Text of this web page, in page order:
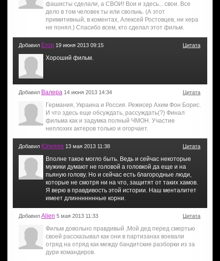
фашисты сделали, а СВОИ! Вои и здесь... свои. Все
дело в том человек ты или свольчь. (А этот
примитивный, в коментах, Алексей Ростовцев, ни хера
не понял.) Спасибо всем, кто сделал этот фильм.
Добавил Егор 19 июня 2013 09:15 Цитата
Хороший фильм.
Добавил Валера 14 июня 2013 14:34 Цитата
Германия, Украина и Россия. Режисер Ахим Фон Борис.
И что здесь еще обсуждать, рассуждать(?) Финал
фильма как и задумка полный ЧМОН. Участие
неплохих актеров только и огорчает.
Добавил Юлияяя 13 мая 2013 11:38 Цитата
Вполне такое могло быть. Ведь и сейчас некоторые
мужики думают не головой а головкой да еще и на
пьяную голову. Но и сейчас есть благородные люди,
которые не смотря ни на что, защитят от таких хамов.
Я верю в правдивость этой истории. Наш менталитет
имеет длиннннннные корни.
Добавил Alien 5 мая 2013 11:33 Цитата
Фильм довольно правдивый ,Мой дед перед смертью
своей рассказывал как они в партизанах воевали
отряд на отряд как между бандитские разборки из за
дури командиров.